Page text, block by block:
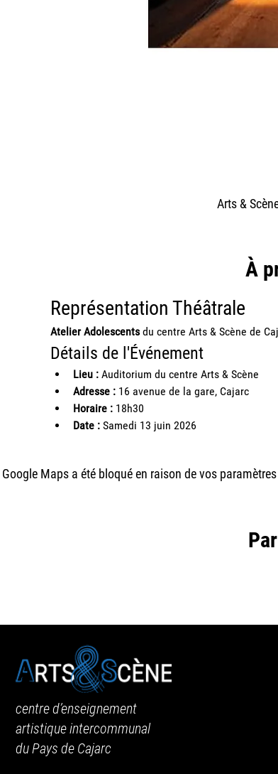
Arts &
À
Représentation Théâtrale
Atelier Adolescents du centre Arts & Scène de
Détails de l'Événement
Lieu : Auditorium du centre Arts & Scène
Adresse : 16 avenue de la gare, Cajarc
Horaire : 18h30
Date : Samedi 13 juin 2026
Google Maps a été bloqué en raison de vos
centre d’enseignement
artistique intercommunal
du Pays de Cajarc